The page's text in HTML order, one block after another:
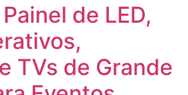
de LED,
TVs de Grande